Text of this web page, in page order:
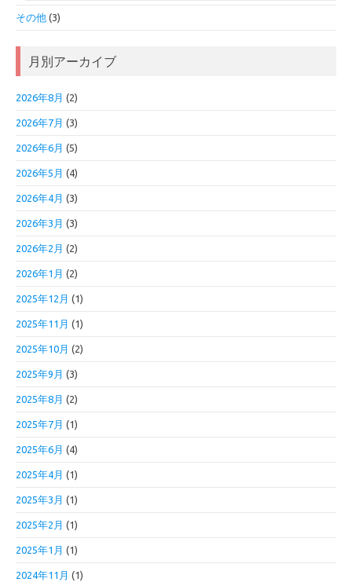
その他 (3)
月別アーカイブ
2026年8月 (2)
2026年7月 (3)
2026年6月 (5)
2026年5月 (4)
2026年4月 (3)
2026年3月 (3)
2026年2月 (2)
2026年1月 (2)
2025年12月 (1)
2025年11月 (1)
2025年10月 (2)
2025年9月 (3)
2025年8月 (2)
2025年7月 (1)
2025年6月 (4)
2025年4月 (1)
2025年3月 (1)
2025年2月 (1)
2025年1月 (1)
2024年11月 (1)